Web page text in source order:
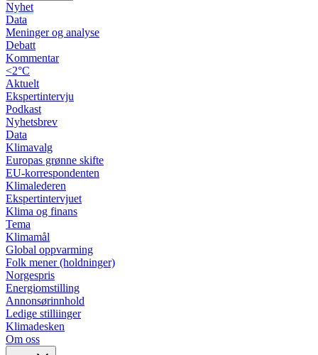
Nyhet
Data
Meninger og analyse
Debatt
Kommentar
<2°C
Aktuelt
Ekspertintervju
Podkast
Nyhetsbrev
Data
Klimavalg
Europas grønne skifte
EU-korrespondenten
Klimalederen
Ekspertintervjuet
Klima og finans
Tema
Klimamål
Global oppvarming
Folk mener (holdninger)
Norgespris
Energiomstilling
Annonsørinnhold
Ledige stilliinger
Klimadesken
Om oss